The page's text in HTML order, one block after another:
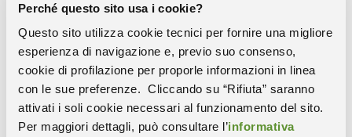
Perché questo sito usa i cookie?
Questo sito utilizza cookie tecnici per fornire una migliore
esperienza di navigazione e, previo suo consenso,
cookie di profilazione per proporle informazioni in linea
con le sue preferenze. Cliccando su “Rifiuta” saranno
attivati i soli cookie necessari al funzionamento del sito.
Per maggiori dettagli, può consultare l’informativa
Condividi